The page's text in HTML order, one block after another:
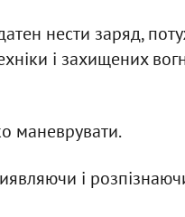
нести заряд,
і захищених
маневрувати.
і